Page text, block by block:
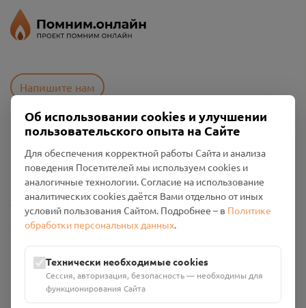
Напишите нам
Политика конфиденциальности
Промо-материалы
Настройки cookies
Общество с ограниченной ответственностью «Смоленский
Проект Помним»
ИНН: 6700029207 ОГРН: 1256700001986
Юридический адрес: 216790, Смоленская область, р-н
Руднянский, г. Рудня, улица Западная, д. 26А, пом. 18
Номер счёта: 40702810901130004287 в АО "АЛЬФА-БАНК"
Об использовании cookies и улучшении
пользовательского опыта на Сайте
Для обеспечения корректной работы Сайта и анализа
поведения Посетителей мы используем cookies и
аналогичные технологии. Согласие на использование
аналитических cookies даётся Вами отдельно от иных
условий пользования Сайтом. Подробнее – в Политике
обработки персональных данных.
Технически необходимые cookies
Сессия, авторизация, безопасность — необходимы для
функционирования Сайта